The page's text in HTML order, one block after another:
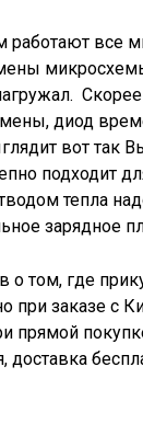
все
диод
вот так
подходит
тепла
зарядное
о том, где
при заказе с
прямой
доставка